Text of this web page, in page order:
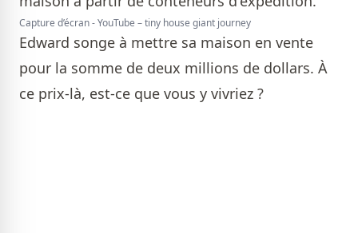
Capture d’écran - YouTube – tiny house giant journey
Edward songe à mettre sa maison en vente
pour la somme de deux millions de dollars. À
ce prix-là, est-ce que vous y vivriez ?